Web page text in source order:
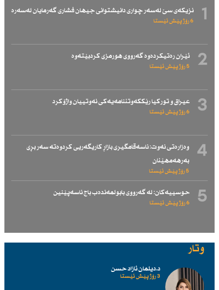
1 نزیكەی سێ لەسەر چواری دانیشتوانی جیهان فشاری گەرمایان لەسەرە
6 رۆژ پێش ئێستا
2 ئێران رەتیكردەوە گەرووی هورمزی كردبێتەوە
5 رۆژ پێش ئێستا
3 عیراق و توركیا رێككەوتننامەیەكی نەوتییان واژۆكرد
6 رۆژ پێش ئێستا
4
وەزارەتی نەوت: ناسەقامگیری بازاڕ كاریگەریی كردوەتە سەر بڕی
بەرهەمهێنان
5 رۆژ پێش ئێستا
5 حوسییەكان: لە گەرووی بابولمەندەب باج ناسەپێنین
6 رۆژ پێش ئێستا
وتار
د.دیلمان ئازاد حسن
3 رۆژ پێش ئێستا